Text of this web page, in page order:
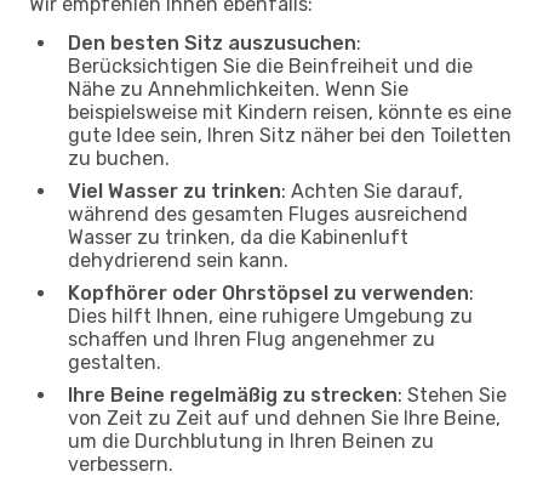
Den besten Sitz auszusuchen:
Berücksichtigen Sie die Beinfreiheit und die
Nähe zu Annehmlichkeiten. Wenn Sie
beispielsweise mit Kindern reisen, könnte es eine
gute Idee sein, Ihren Sitz näher bei den Toiletten
zu buchen.
Viel Wasser zu trinken: Achten Sie darauf,
während des gesamten Fluges ausreichend
Wasser zu trinken, da die Kabinenluft
dehydrierend sein kann.
Kopfhörer oder Ohrstöpsel zu verwenden:
Dies hilft Ihnen, eine ruhigere Umgebung zu
schaffen und Ihren Flug angenehmer zu
gestalten.
Ihre Beine regelmäßig zu strecken: Stehen Sie
von Zeit zu Zeit auf und dehnen Sie Ihre Beine,
um die Durchblutung in Ihren Beinen zu
verbessern.